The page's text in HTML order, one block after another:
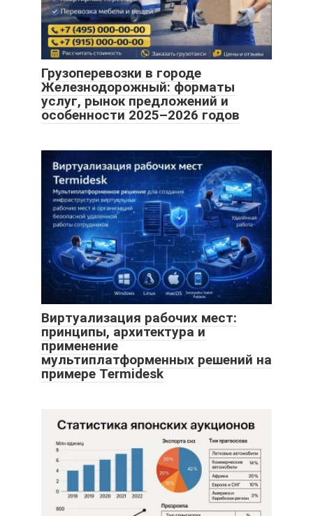
Грузоперевозки в городе
Железнодорожный: форматы
услуг, рынок предложений и
особенности 2025–2026 годов
Виртуализация рабочих мест:
принципы, архитектура и
применение
мультиплатформенных решений на
примере Termidesk